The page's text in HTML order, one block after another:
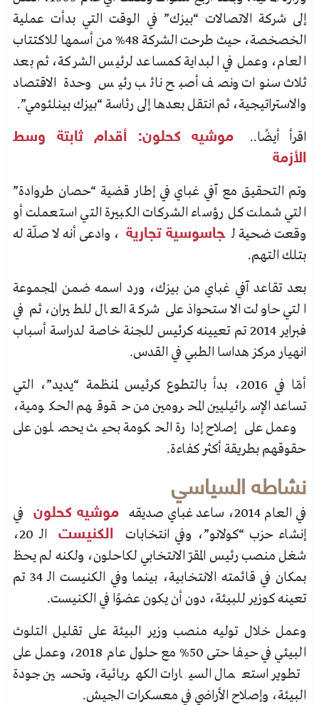
إلى شركة الاتصالات “بيزك” في الوقت التي بدأت عملية
الخصخصة، حيث طرحت الشركة 48%
من أسمها للاكتتاب
العام، وعمل في البداية كمساعد لرئيس الشركة، ثم بعد
ثلاث سنوات ونصف أصبح نائب رئيس وحدة الاقتصاد
والاستراتيجية، ثم انتقل بعدها إلى رئاسة “بيزك بينلئومي”.
اقرأ أيضًا..
موشيه كحلون: أقدام ثابتة وسط
الأزمة
وتم التحقيق مع آفي غباي في إطار قضية “حصان طروادة”
التي شملت كل رؤساء الشركات الكبيرة التي استعملت أو
وقعت ضحية ل جاسوسية تجارية ، وادعى أنه لا صلّة له
بتلك التهم.
بعد تقاعد آفي غباي من بيزك، ورد اسمه ضمن المجموعة
التي حاولت الاستحواذ على شركة العال للطيران، ثم في
فبراير 2014 تم تعيينه كرئيس للجنة خاصة لدراسة أسباب
انهيار مركز هداسا الطبي في القدس.
أمّا في 2016، بدأ بالتطوع كرئيس لمنظمة “يديد”، التي
تساعد الإسرائيليين المحرومين من حقوقهم الحكومية،
وعمل على إصلاح إدارة الحكومة بحيث يحصلون على
حقوقهم بطريقة أكثر كفاءة.
نشاطه السياسي
في العام 2014، ساعد غباي صديقه موشيه كحلون
في
إنشاء حزب “كولانو”، وفي انتخابات
الكنيست
الـ 20،
شغل منصب رئيس المقرّ الانتخابي لكاحلون، ولكنه لم يحظ
بمكان في قائمته الانتخابية، بينما وفي الكنيست الـ 34 تم
تعينهكوزير للبيئة، دون أن يكون عضوًا في الكنيست.
وعمل خلال توليه منصب وزير البيئة على تقليل التلوث
البيئي في حيفا حتى 50% مع حلول عام 2018، وعمل
على
تطوير استعمال السيارات الكهربائية، وتحسين جودة
البيئة، وإصلاح الأراضي في معسكرات الجيش.